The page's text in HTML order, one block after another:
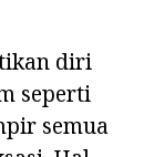
diri
seperti
semua